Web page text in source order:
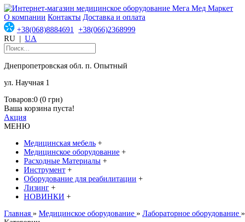
О компании Контакты Доставка и оплата
+38(068)8884691
+38(066)2368999
RU | UA
Днепропетровская обл. п. Опытный
ул. Научная 1
Товаров:0 (0 грн)
Ваша корзина пуста!
Акция
МЕНЮ
Медицинская мебель +
Медицинское оборудование +
Расходные Материалы +
Инструмент +
Оборудование для реабилитации +
Лизинг +
НОВИНКИ +
Главная » Медицинское оборудование » Лабораторное оборудование »